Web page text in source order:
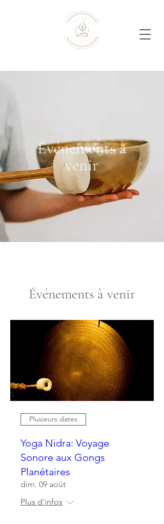
Événements à
venir
Événements à venir
Plusieurs dates
Yoga Nidra: Voyage
Sonore aux Gongs
Planétaires
dim. 09 août
Plus d'infos